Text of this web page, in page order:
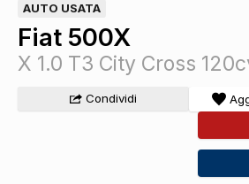
AUTO USATA
Fiat 500X
X 1.0 T3 City Cross
Condividi